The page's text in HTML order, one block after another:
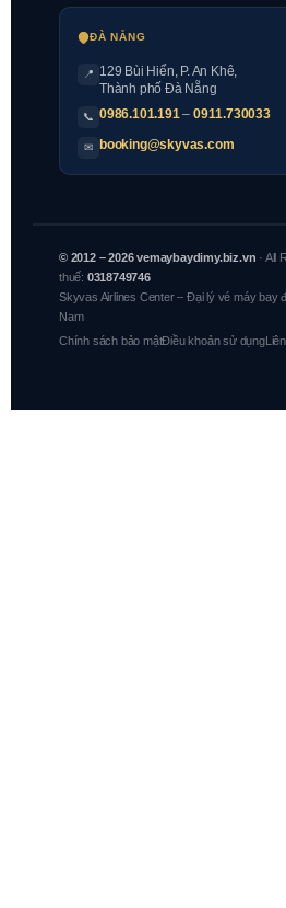
ĐÀ NẴNG
📍
129 Bùi Hiển, P. An Khê,
Thành phố Đà Nẵng
📞 0986.101.191–0911.730033
✉ booking@skyvas.com
© 2012 – 2026 vemaybaydimy.biz.vn · All
thuế: 0318749746
Skyvas Airlines Center – Đại lý vé máy bay
Nam
Chính sách bảo mậtĐiều khoản sử dụng